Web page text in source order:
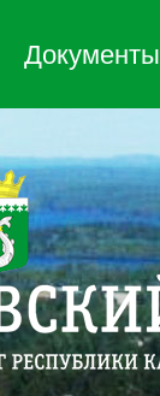
Документы